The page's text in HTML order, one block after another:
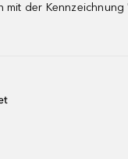
der